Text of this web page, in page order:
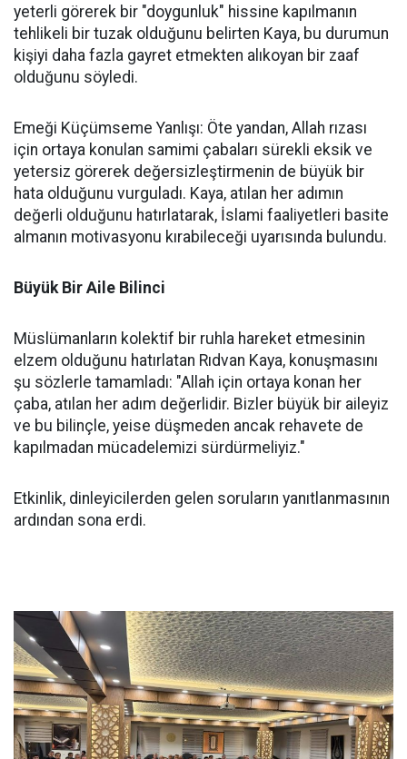
yeterli görerek bir "doygunluk" hissine kapılmanın
tehlikeli bir tuzak olduğunu belirten Kaya, bu durumun
kişiyi daha fazla gayret etmekten alıkoyan bir zaaf
olduğunu söyledi.
Emeği Küçümseme Yanlışı: Öte yandan, Allah rızası
için ortaya konulan samimi çabaları sürekli eksik ve
yetersiz görerek değersizleştirmenin de büyük bir
hata olduğunu vurguladı. Kaya, atılan her adımın
değerli olduğunu hatırlatarak, İslami faaliyetleri basite
almanın motivasyonu kırabileceği uyarısında bulundu.
Büyük Bir Aile Bilinci
Müslümanların kolektif bir ruhla hareket etmesinin
elzem olduğunu hatırlatan Rıdvan Kaya, konuşmasını
şu sözlerle tamamladı: "Allah için ortaya konan her
çaba, atılan her adım değerlidir. Bizler büyük bir aileyiz
ve bu bilinçle, yeise düşmeden ancak rehavete de
kapılmadan mücadelemizi sürdürmeliyiz."
Etkinlik, dinleyicilerden gelen soruların yanıtlanmasının
ardından sona erdi.